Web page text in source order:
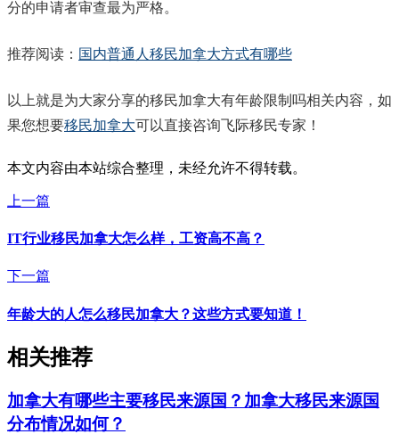
分的申请者审查最为严格。
推荐阅读： 国内普通人移民加拿大方式有哪些
以上就是为大家分享的移民加拿大有年龄限制吗相关内容，如
果您想要移民加拿大可以直接咨询飞际移民专家！
本文内容由本站综合整理，未经允许不得转载。
上一篇
IT行业移民加拿大怎么样，工资高不高？
下一篇
年龄大的人怎么移民加拿大？这些方式要知道！
相关推荐
加拿大有哪些主要移民来源国？加拿大移民来源国
分布情况如何？